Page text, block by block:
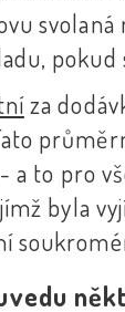
svolaná
za
a to pro
byla